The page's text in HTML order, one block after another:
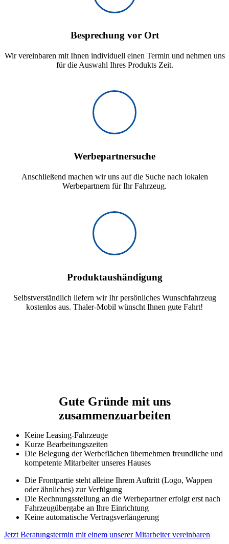
Besprechung vor Ort
Wir vereinbaren mit Ihnen individuell einen Termin und nehmen uns
für die Auswahl Ihres Produkts Zeit.
Werbepartnersuche
Anschließend machen wir uns auf die Suche nach lokalen
Werbepartnern für Ihr Fahrzeug.
Produktaushändigung
Selbstverständlich liefern wir Ihr persönliches Wunschfahrzeug
kostenlos aus. Thaler-Mobil wünscht Ihnen gute Fahrt!
Gute Gründe mit uns
zusammenzuarbeiten
Keine Leasing-Fahrzeuge
Kurze Bearbeitungszeiten
Die Belegung der Werbeflächen übernehmen freundliche und
kompetente Mitarbeiter unseres Hauses
Die Frontpartie steht alleine Ihrem Auftritt (Logo, Wappen
oder ähnliches) zur Verfügung
Die Rechnungsstellung an die Werbepartner erfolgt erst nach
Fahrzeugübergabe an Ihre Einrichtung
Keine automatische Vertragsverlängerung
Jetzt Beratungstermin mit einem unserer Mitarbeiter vereinbaren